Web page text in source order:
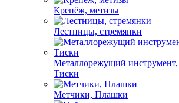
Крепёж, метизы
Лестницы, стремянки
Металлорежущий инструмент,
Тиски
Метчики, Плашки